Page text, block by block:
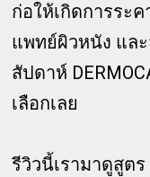
ก่อให้เกิดการระ
แพทย์ผิวหนัง แล
สัปดาห์
เลือกเลย
รีวิวนี้เรามาดูสูตร